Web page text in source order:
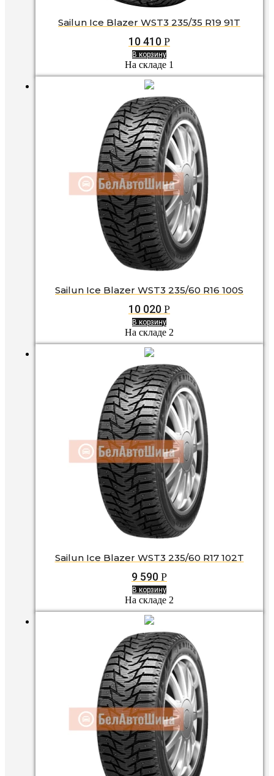
Sailun Ice Blazer WST3 235/35 R19 91T
10 410 Р
В корзину
На складе 1
Sailun Ice Blazer WST3 235/60 R16 100S
10 020 Р
В корзину
На складе 2
Sailun Ice Blazer WST3 235/60 R17 102T
9 590 Р
В корзину
На складе 2